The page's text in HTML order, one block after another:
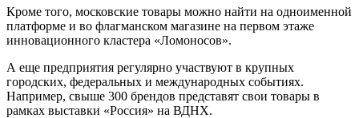
Кроме того, московские товары можно найти на одноименной
платформе и во флагманском магазине на первом этаже
инновационного кластера «Ломоносов».
А еще предприятия регулярно участвуют в крупных
городских, федеральных и международных событиях.
Например, свыше 300 брендов представят свои товары в
рамках выставки «Россия» на ВДНХ.